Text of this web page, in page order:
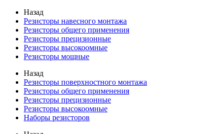
Назад
Резисторы навесного монтажа
Резисторы общего применения
Резисторы прецизионные
Резисторы высокоомные
Резисторы мощные
Назад
Резисторы поверхностного монтажа
Резисторы общего применения
Резисторы прецизионные
Резисторы высокоомные
Наборы резисторов